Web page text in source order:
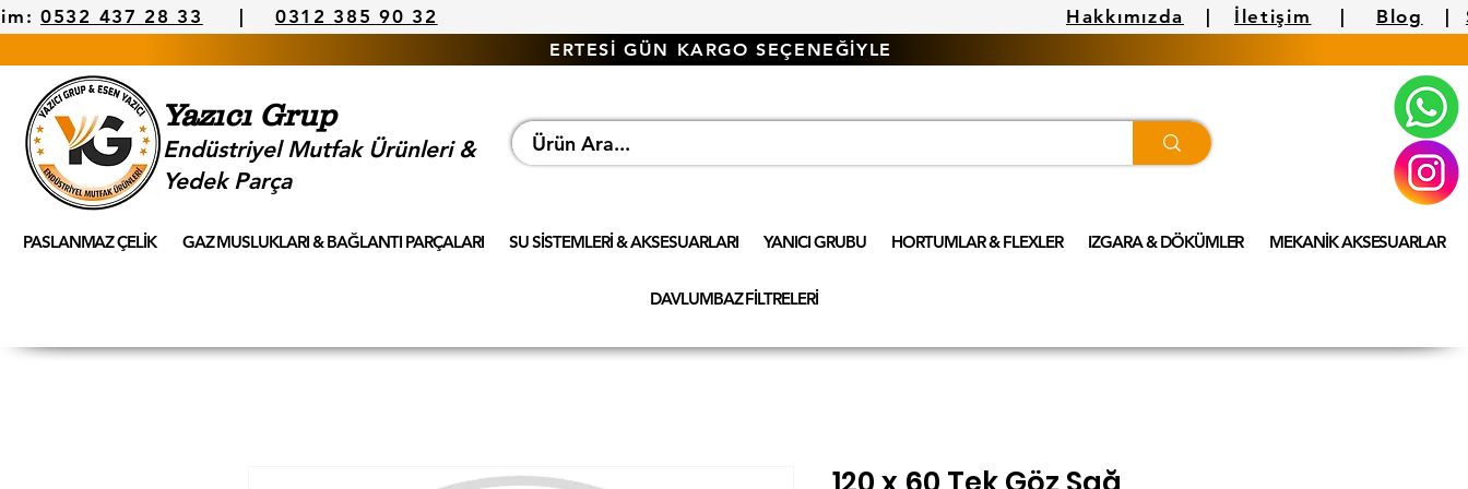
0532 437 28 33 0312 385 90 32 Hakkımızda İletişim Blog
ERTESİ GÜN KARGO SEÇENEĞİYLE
Yazıcı Grup
Endüstriyel Mutfak Ürünleri &
Yedek Parça
PASLANMAZ ÇELİK GAZ MUSLUKLARI & BAĞLANTI PARÇALARI SU SİSTEMLERİ & AKSESUARLARI YANICI GRUBU HORTUMLAR & FLEXLER IZGARA & DÖKÜMLER MEKANİK AKSESUARLAR
DAVLUMBAZ FİLTRELERİ